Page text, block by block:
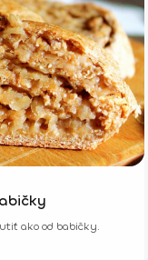
ako od babičky.